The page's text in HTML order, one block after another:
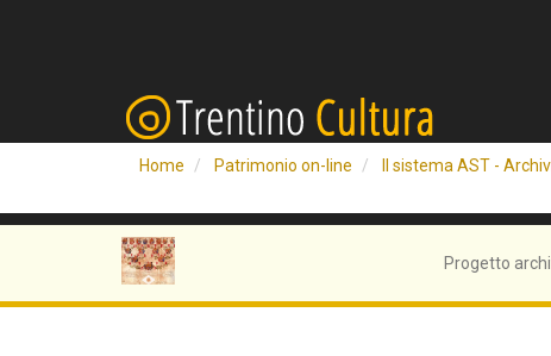
Home Patrimonio on-line Il sistema AST -
Progetto